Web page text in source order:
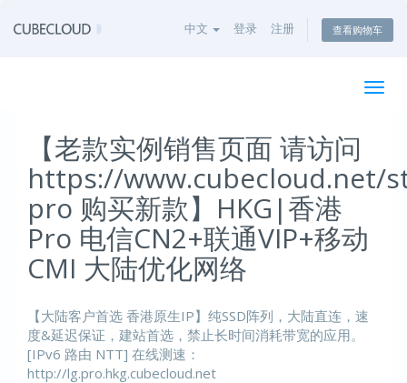
中文 登录 注册 查看购物车
切
【老款实例销售页面 请访问
https://www.cubecloud.net/
pro 购买新款】HKG|香港
Pro 电信CN2+联通VIP+移动
CMI 大陆优化网络
【大陆客户首选 香港原生IP】纯SSD阵列，大陆直连，速
度&延迟保证，建站首选，禁止长时间消耗带宽的应用。
[IPv6 路由 NTT] 在线测速：
http://lg.pro.hkg.cubecloud.net